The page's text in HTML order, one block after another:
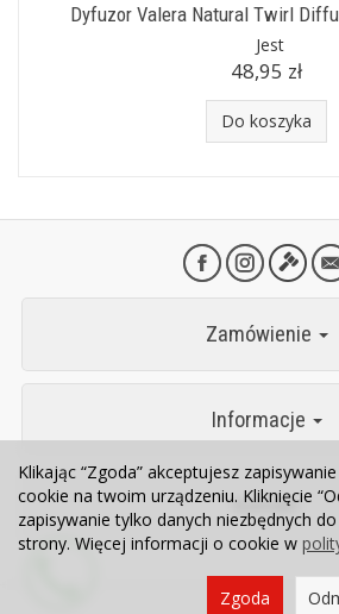
Dyfuzor Valera Natural Twirl
Jest
48,95 zł
Do koszyka
Zamówienie
Informacje
Kontakt
Klikając “Zgoda” akceptujesz
cookie na twoim urządzeniu. Kliknięcie
zapisywanie tylko danych niezbędnych
strony. Więcej informacji o cookie w
Zgoda